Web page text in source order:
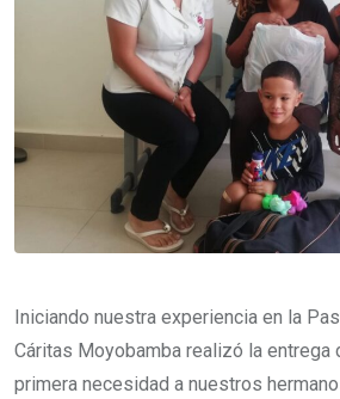
Iniciando nuestra experiencia en la
Cáritas Moyobamba realizó la entrega
primera necesidad a nuestros